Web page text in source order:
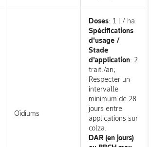
Oïdiums
Doses: 1 l / ha
Spécifications
d'usage /
Stade
d'application: 2
trait./an;
Respecter un
intervalle
minimum de 28
jours entre
applications sur
colza.
DAR (en jours)